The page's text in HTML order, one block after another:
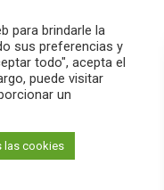
menu pause PLAY
para brindarle la
sus preferencias y
todo", acepta el
puede visitar
un
las cookies